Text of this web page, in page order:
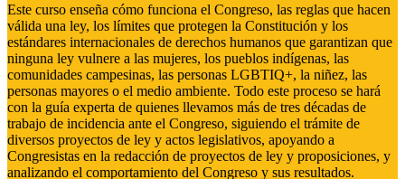
Este curso enseña cómo funciona el Congreso, las reglas que hacen
válida una ley, los límites que protegen la Constitución y los
estándares internacionales de derechos humanos que garantizan que
ninguna ley vulnere a las mujeres, los pueblos indígenas, las
comunidades campesinas, las personas LGBTIQ+, la niñez, las
personas mayores o el medio ambiente. Todo este proceso se hará
con la guía experta de quienes llevamos más de tres décadas de
trabajo de incidencia ante el Congreso, siguiendo el trámite de
diversos proyectos de ley y actos legislativos, apoyando a
Congresistas en la redacción de proyectos de ley y proposiciones, y
analizando el comportamiento del Congreso y sus resultados.